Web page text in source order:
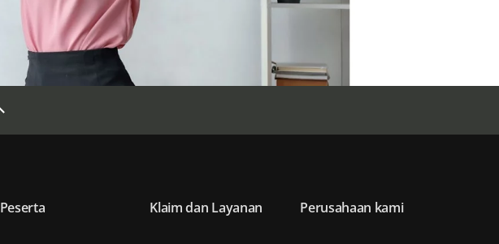
Peserta Klaim dan Layanan Perusahaan kami